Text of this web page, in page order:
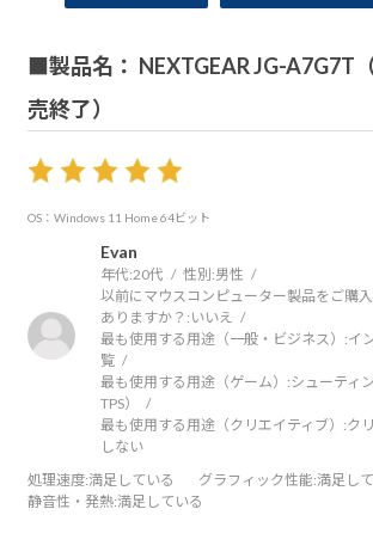
■製品名： NEXTGEAR JG-A7G7T
売終了）
OS：Windows 11 Home 64ビット
Evan
年代:20代 性別:男性
以前にマウスコンピューター製品をご購
ありますか？: いいえ
最も使用する用途（一般・ビジネス）:イ
覧
最も使用する用途（ゲーム）:シューティ
TPS）
最も使用する用途（クリエイティブ）:ク
しない
処理速度:満足している グラフィック性能:満足し
静音性・発熱:満足している